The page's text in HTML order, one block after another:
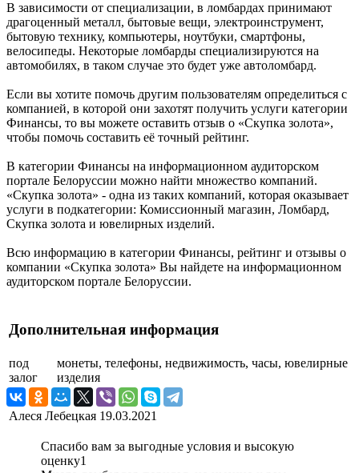
В зависимости от специализации, в ломбардах принимают
драгоценный металл, бытовые вещи, электроинструмент,
бытовую технику, компьютеры, ноутбуки, смартфоны,
велосипеды. Некоторые ломбарды специализируются на
автомобилях, в таком случае это будет уже автоломбард.
Если вы хотите помочь другим пользователям определиться с
компанией, в которой они захотят получить услуги категории
Финансы, то вы можете оставить отзыв о «Скупка золота»,
чтобы помочь составить её точный рейтинг.
В категории Финансы на информационном аудиторском
портале Белоруссии можно найти множество компаний.
«Скупка золота» - одна из таких компаний, которая оказывает
услуги в подкатегории: Комиссионный магазин, Ломбард,
Скупка золота и ювелирных изделий.
Всю информацию в категории Финансы, рейтинг и отзывы о
компании «Скупка золота» Вы найдете на информационном
аудиторском портале Белоруссии.
Дополнительная информация
под
залог
монеты, телефоны, недвижимость, часы, ювелирные
изделия
Алеся Лебецкая 19.03.2021
Спасибо вам за выгодные условия и высокую
оценку1